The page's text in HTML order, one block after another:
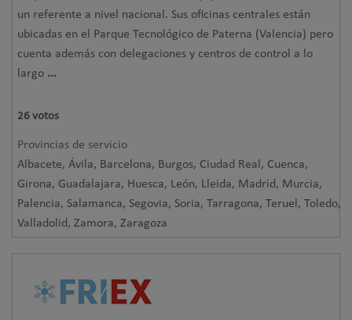
un referente a nivel nacional. Sus oficinas centrales están
ubicadas en el Parque Tecnológico de Paterna (Valencia) pero
cuenta además con delegaciones y centros de control a lo
largo ...
26 votos
Provincias de servicio
Albacete, Ávila, Barcelona, Burgos, Ciudad Real, Cuenca,
Girona, Guadalajara, Huesca, León, Lleida, Madrid, Murcia,
Palencia, Salamanca, Segovia, Soria, Tarragona, Teruel, Toledo,
Valladolid, Zamora, Zaragoza